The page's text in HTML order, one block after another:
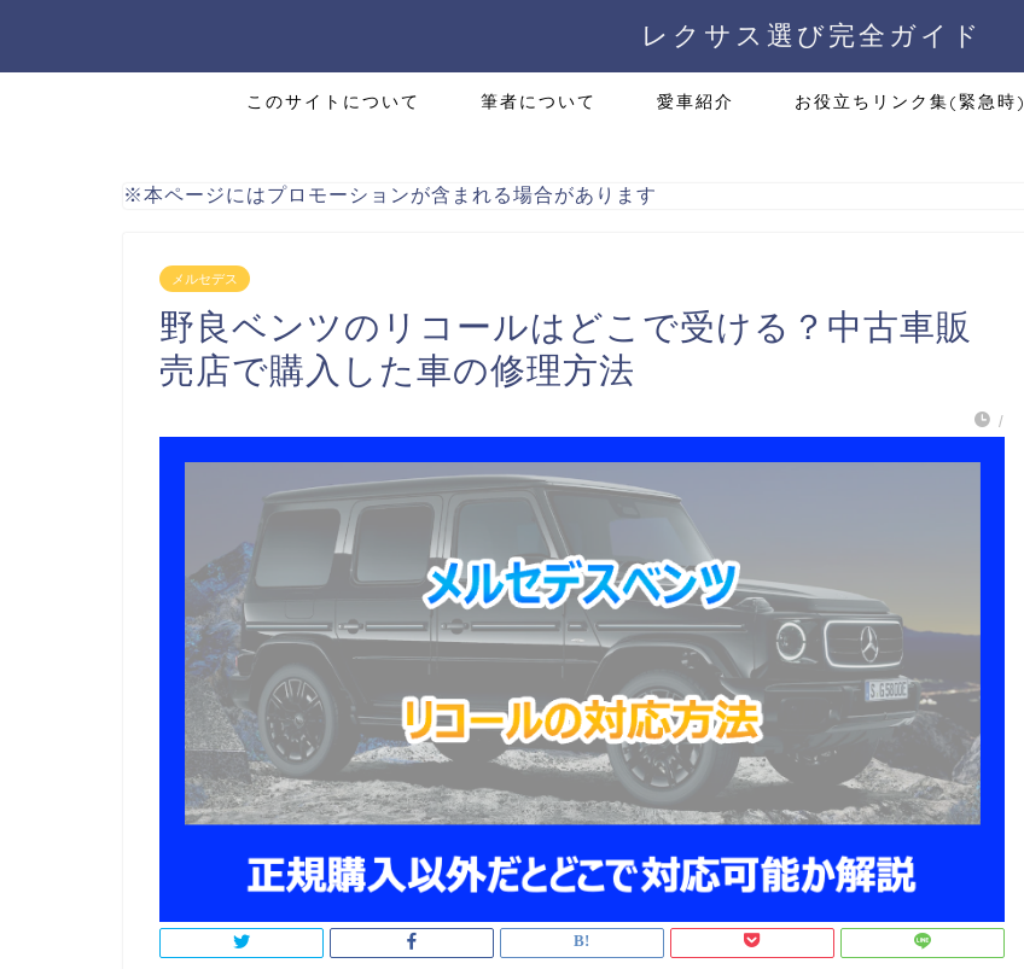
レクサス選び完全ガイド
このサイトについて 筆者について 愛車紹介 お役立ちリンク集(緊急時)
※本ページにはプロモーションが含まれる場合があります
メルセデス
野良ベンツのリコールはどこで受ける？中古車販
売店で購入した車の修理方法
/